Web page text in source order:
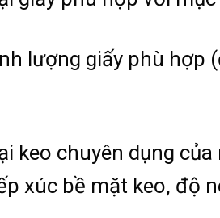
lượng giấy phù hợp
keo chuyên dụng
xúc bề mặt keo, độ